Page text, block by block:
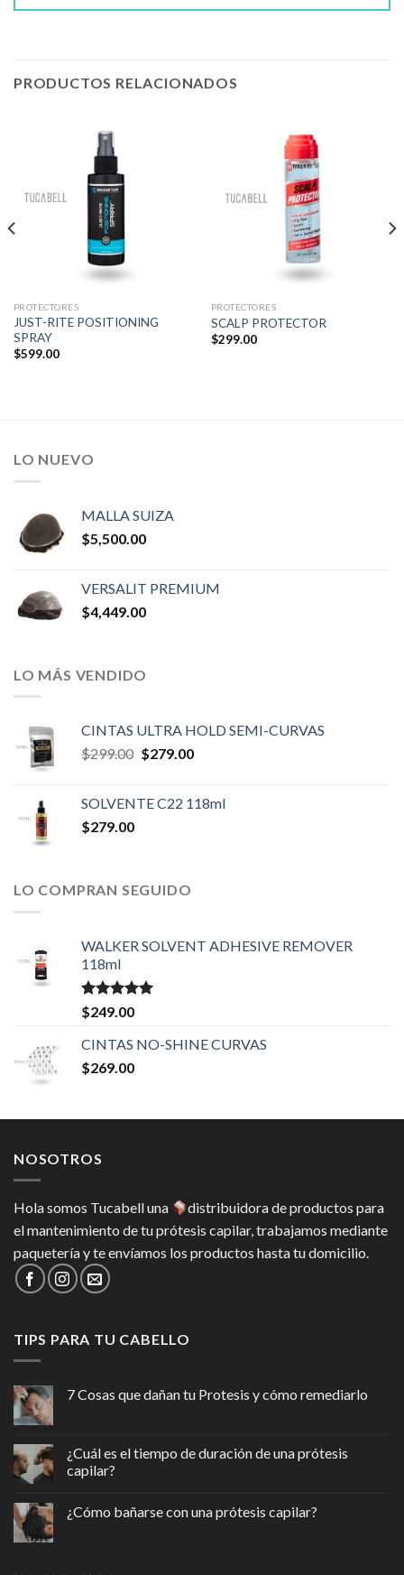
PRODUCTOS RELACIONADOS
PROTECTORES
JUST-RITE POSITIONING
SPRAY
$599.00
PROTECTORES
SCALP PROTECTOR
$299.00
LO NUEVO
MALLA SUIZA
$5,500.00
VERSALIT PREMIUM
$4,449.00
LO MÁS VENDIDO
CINTAS ULTRA HOLD SEMI-CURVAS
$299.00 Original
$299.00.
$279.00Current
$279.00.
SOLVENTE C22 118ml
$279.00
LO COMPRAN SEGUIDO
WALKER SOLVENT ADHESIVE REMOVER
118ml
Valorado en
5.00
$249.00
CINTAS NO-SHINE CURVAS
$269.00
NOSOTROS
Hola somos Tucabell una
distribuidora de productos para
el mantenimiento de tu prótesis capilar, trabajamos mediante
paquetería y te envíamos los productos hasta tu domicilio.
TIPS PARA TU CABELLO
7 Cosas que dañan tu Protesis y cómo remediarlo
¿Cuál es el tiempo de duración de una prótesis
capilar?
¿Cómo bañarse con una prótesis capilar?